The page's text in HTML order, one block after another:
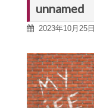
unnamed
2023年10月25日